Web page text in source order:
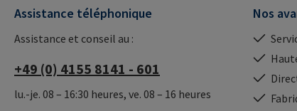
Assistance téléphonique
Assistance et conseil au :
+49 (0) 4155 8141 - 601
lu.-je. 08 – 16:30 heures, ve. 08 – 16 heures
Nos